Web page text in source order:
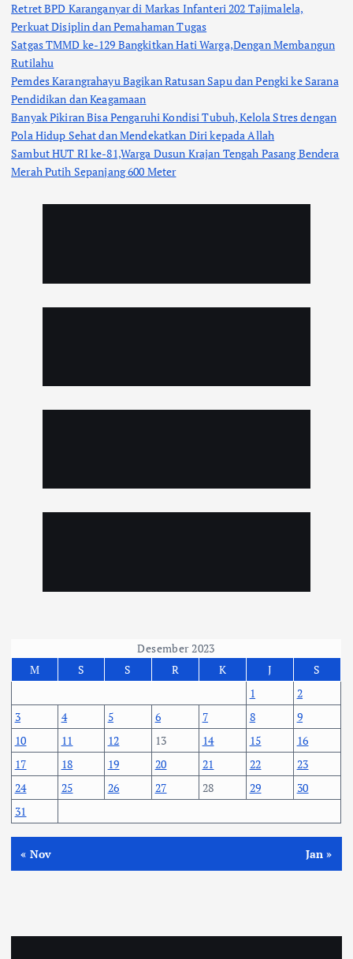
Retret BPD Karanganyar di Markas Infanteri 202 Tajimalela,
Perkuat Disiplin dan Pemahaman Tugas
Satgas TMMD ke-129 Bangkitkan Hati Warga,Dengan Membangun
Rutilahu
Pemdes Karangrahayu Bagikan Ratusan Sapu dan Pengki ke Sarana
Pendidikan dan Keagamaan
Banyak Pikiran Bisa Pengaruhi Kondisi Tubuh, Kelola Stres dengan
Pola Hidup Sehat dan Mendekatkan Diri kepada Allah
Sambut HUT RI ke-81,Warga Dusun Krajan Tengah Pasang Bendera
Merah Putih Sepanjang 600 Meter
Desember 2023
M
S S R K J
S
1
2
3
4 5 6 7 8
9
10
11 12 13 14 15
16
17
18 19 20 21 22
23
24
25 26 27 28 29
30
31
« Nov Jan »